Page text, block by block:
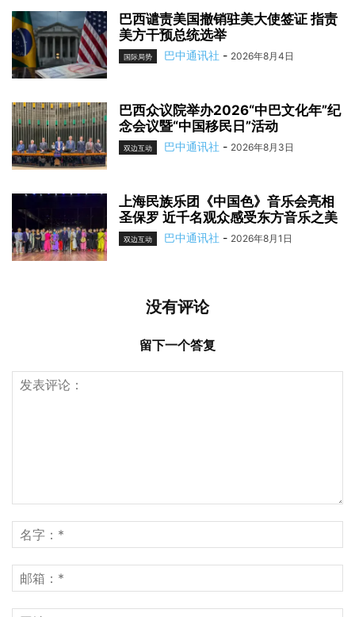
巴西谴责美国撤销驻美大使签证 指责
美方干预总统选举
国际局势 巴中通讯社 - 2026年8月4日
巴西众议院举办2026“中巴文化年”纪
念会议暨“中国移民日”活动
双边互动 巴中通讯社 - 2026年8月3日
上海民族乐团《中国色》音乐会亮相
圣保罗 近千名观众感受东方音乐之美
双边互动 巴中通讯社 - 2026年8月1日
没有评论
留下一个答复